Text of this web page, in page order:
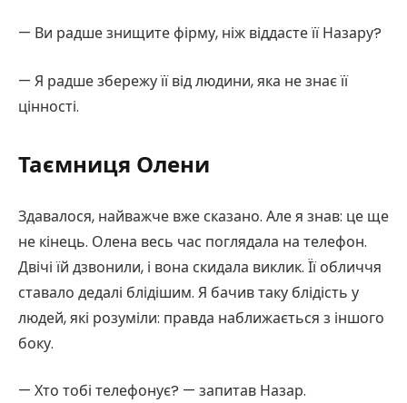
— Ви радше знищите фірму, ніж віддасте її Назару?
— Я радше збережу її від людини, яка не знає її
цінності.
Таємниця Олени
Здавалося, найважче вже сказано. Але я знав: це ще
не кінець. Олена весь час поглядала на телефон.
Двічі їй дзвонили, і вона скидала виклик. Її обличчя
ставало дедалі блідішим. Я бачив таку блідість у
людей, які розуміли: правда наближається з іншого
боку.
— Хто тобі телефонує? — запитав Назар.